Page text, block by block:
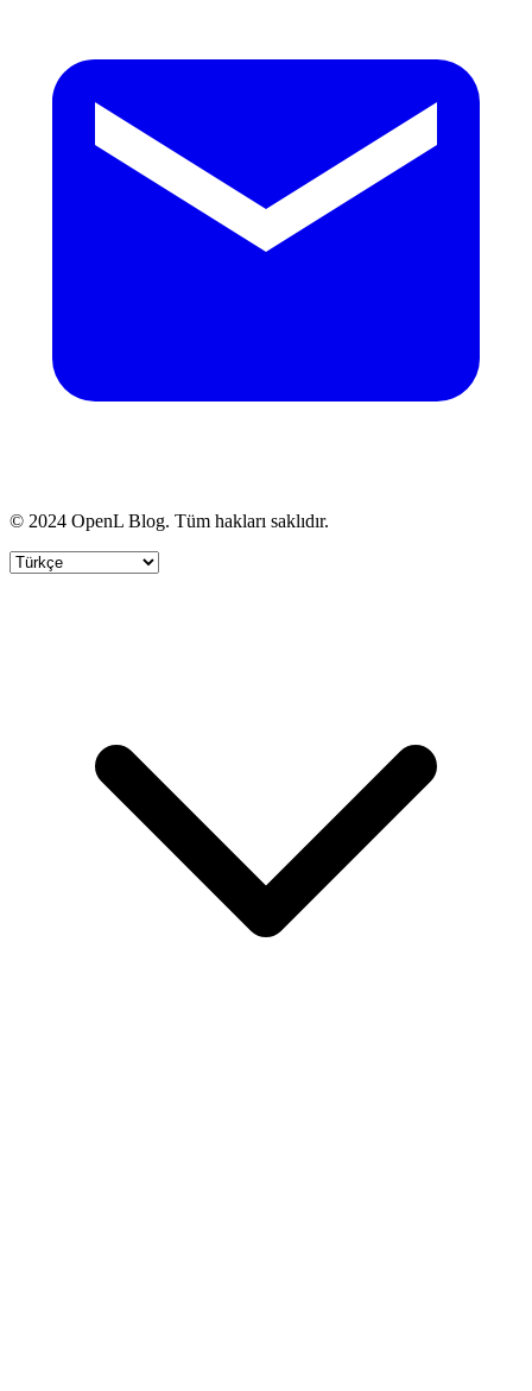
© 2024 OpenL Blog. Tüm hakları saklıdır.